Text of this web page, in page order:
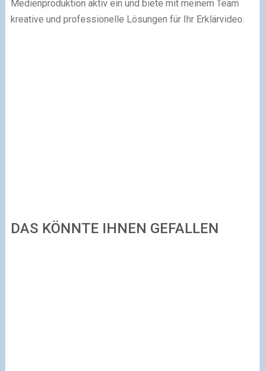
Medienproduktion aktiv ein und biete mit meinem Team
kreative und professionelle Lösungen für Ihr Erklärvideo.
DAS KÖNNTE IHNEN GEFALLEN